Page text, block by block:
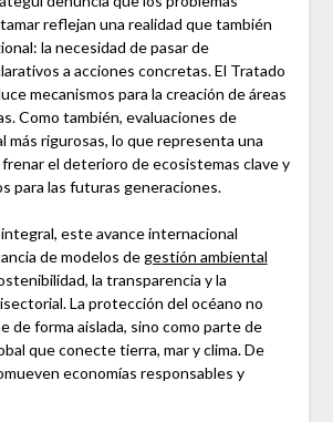
reflejan una realidad que también
la necesidad de pasar de
a acciones concretas. El Tratado
mecanismos para la creación de áreas
Como también, evaluaciones de
más rigurosas, lo que representa una
el deterioro de ecosistemas clave y
para las futuras generaciones.
este avance internacional
de modelos degestión ambiental
la transparencia y la
La protección del océano no
de forma aislada, sino como parte de
que conecte tierra, mar y clima. De
economías responsables y